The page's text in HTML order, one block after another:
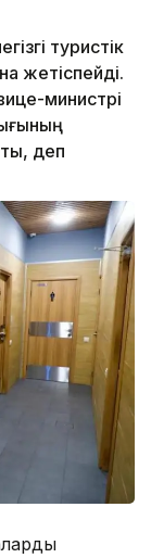
туристік
жетіспейді.
министрі
деп